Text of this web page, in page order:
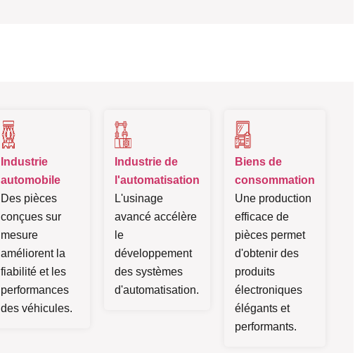
Industrie
automobile
Des pièces
conçues sur
mesure
améliorent la
fiabilité et les
performances
des véhicules.
Industrie de
l'automatisation
L'usinage
avancé accélère
le
développement
des systèmes
d'automatisation.
Biens de
consommation
Une production
efficace de
pièces permet
d'obtenir des
produits
électroniques
élégants et
performants.